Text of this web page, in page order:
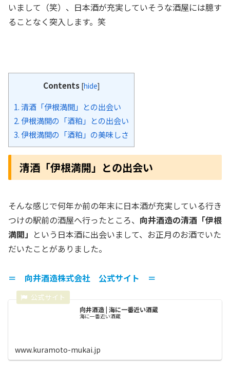
いまして（笑）、日本酒が充実していそうな酒屋には臆す
ることなく突入します。笑
Contents [hide]
1.清酒「伊根満開」との出会い
2.伊根満開の「酒粕」との出会い
3.伊根満開の「酒粕」の美味しさ
清酒「伊根満開」との出会い
そんな感じで何年か前の年末に日本酒が充実している行き
つけの駅前の酒屋へ行ったところ、 向井酒造の清酒「伊根
満開」 という日本酒に出会いまして、お正月のお酒でいた
だいたことがありました。
＝ 向井酒造株式会社 公式サイト ＝
向井酒造 | 海に一番近い酒蔵
海に一番近い酒蔵
www.kuramoto-mukai.jp